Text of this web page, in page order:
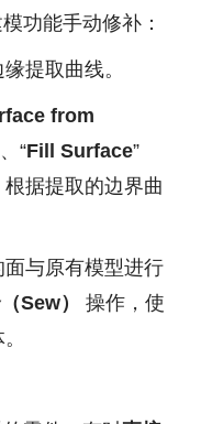
功能手动修补：
提取曲线。
from
“Fill Surface”
根据提取的边界曲
面与原有模型进行
Sew）
操作，使